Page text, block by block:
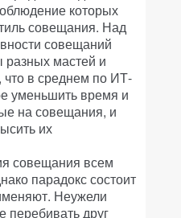
которых
совещания. Над
совещаний
разных мастей и
в среднем по ИТ-
уменьшить время и
на совещания, и
их
совещания всем
парадокс состоит
Неужели
перебивать друг